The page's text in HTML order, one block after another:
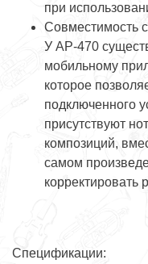
при
Совместимость
У AP-470
мобильному
которое
подключенного
присутствуют
композиций,
самом
корректировать
Спецификации: